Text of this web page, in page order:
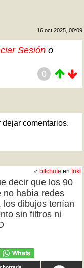
16 oct 2025, 00:09
Sesión o
0
comentarios.
♂ bitchute en friki
decir que los 90
no había redes
los dibujos tenían
sin filtros ni